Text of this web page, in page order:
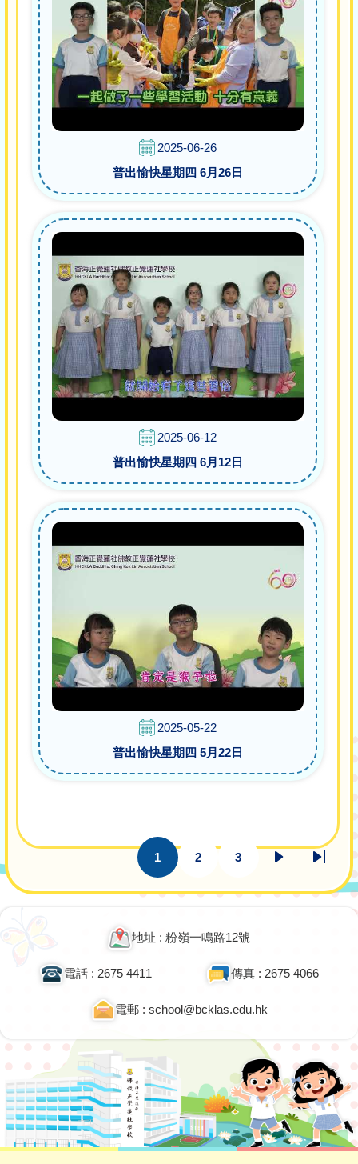
2025-06-26
普出愉快星期四 6月26日
2025-06-12
普出愉快星期四 6月12日
2025-05-22
普出愉快星期四 5月22日
Pagination
目
前
頁
1
頁
2
頁
3
下
頁
Last
page
地址 : 粉嶺一鳴路12號
電話 : 2675 4411 傳真 : 2675 4066
電郵 : school@bcklas.edu.hk